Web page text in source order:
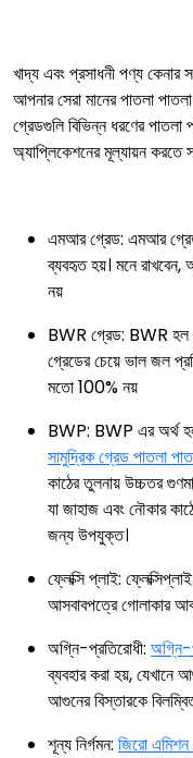
খাদ্য এবং প্রসাধনী পণ্য কেনার
আপনার সেরা মানের পাতলা
গ্রেডগুলি বিভিন্ন ধরণের
অ্যাপ্লিকেশনের মূল্যায়ন করতে
এমআর গ্রেড: এমআর
ব্যবহৃত হয়। মনে রাখবেন,
নয়
BWR গ্রেড: BWR হল
গ্রেডের চেয়ে ভাল জল
মতো 100% নয়
BWP: BWP এর অর্থ হল
সামুদ্রিক গ্রেড পাতলা
কাঠের তুলনায় উচ্চতর
যা জাহাজ এবং নৌকার
জন্য উপযুক্ত।
ফ্লেক্সি প্লাই:
আসবাবপত্রে গোলাকার
অগ্নি-প্রতিরোধী: অগ্নি-
ব্যবহার করা হয়,
আগুনের বিস্তারকে
শূন্য নির্গমন: জিরো